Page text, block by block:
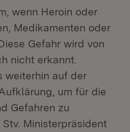
wenn Heroin oder
Medikamenten oder
Gefahr wird von
nicht erkannt.
weiterhin auf der
um für die
Gefahren zu
Ministerpräsident